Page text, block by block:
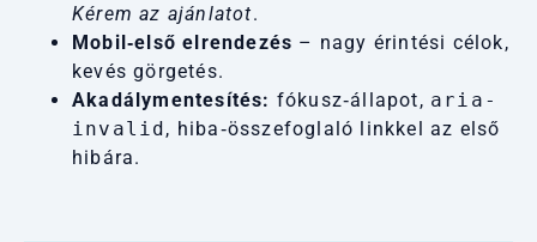
Kérem az ajánlatot.
Mobil‑első elrendezés – nagy érintési célok,
kevés görgetés.
Akadálymentesítés: fókusz‑állapot, aria-
invalid, hiba‑összefoglaló linkkel az első
hibára.